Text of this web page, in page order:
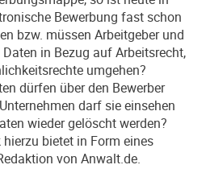
Bewerbung fast schon
bzw. müssen Arbeitgeber und
in Bezug auf Arbeitsrecht,
umgehen?
dürfen über den Bewerber
darf sie einsehen
wieder gelöscht werden?
bietet in Form eines
von Anwalt.de.